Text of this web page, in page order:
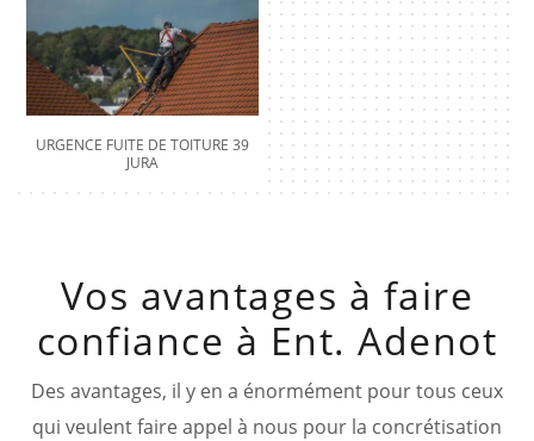
URGENCE FUITE DE TOITURE 39
JURA
Vos avantages à faire
confiance à Ent. Adenot
Des avantages, il y en a énormément pour tous ceux
qui veulent faire appel à nous pour la concrétisation